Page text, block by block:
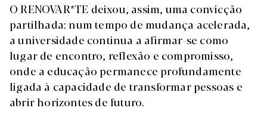
O RENOVAR*TE deixou, assim, uma convicção
partilhada: num tempo de mudança acelerada,
a universidade continua a afirmar-se como
lugar de encontro, reflexão e compromisso,
onde a educação permanece profundamente
ligada à capacidade de transformar pessoas e
abrir horizontes de futuro.